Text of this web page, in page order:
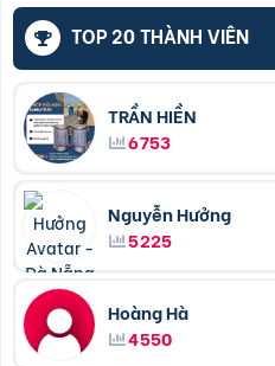
TOP 20 THÀNH VIÊN
TRẦN HIỀN
6753
Nguyễn Hưởng
5225
Hoàng Hà
4550